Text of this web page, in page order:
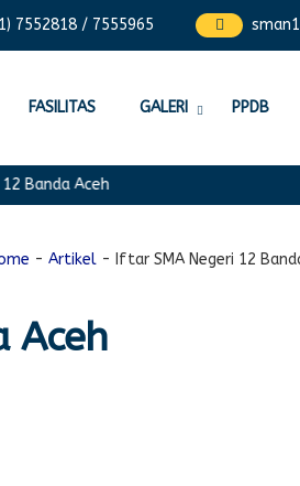
7552818 / 7555965
FASILITAS GALERI PPDB
Aceh
- Artikel - Iftar SMA Negeri 12
Aceh